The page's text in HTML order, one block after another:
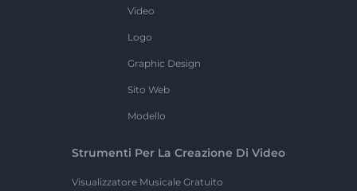
Video
Logo
Graphic Design
Sito Web
Modello
Strumenti Per La Creazione Di Video
Visualizzatore Musicale Gratuito